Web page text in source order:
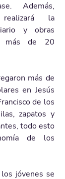
Además,
la
y obras
más de 20
más de
en Jesús
de los
zapatos y
todo esto
de los
jóvenes se